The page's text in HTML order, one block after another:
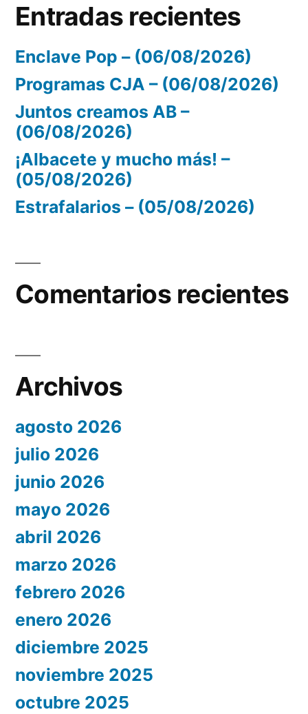
Entradas recientes
Enclave Pop – (06/08/2026)
Programas CJA – (06/08/2026)
Juntos creamos AB –
(06/08/2026)
¡Albacete y mucho más! –
(05/08/2026)
Estrafalarios – (05/08/2026)
Comentarios recientes
Archivos
agosto 2026
julio 2026
junio 2026
mayo 2026
abril 2026
marzo 2026
febrero 2026
enero 2026
diciembre 2025
noviembre 2025
octubre 2025